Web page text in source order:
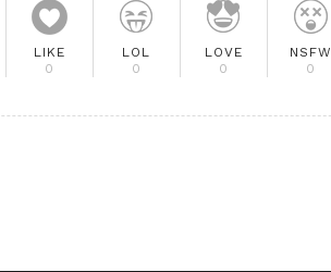
LIKE
0
LOL
0
LOVE
0
NSFW
0